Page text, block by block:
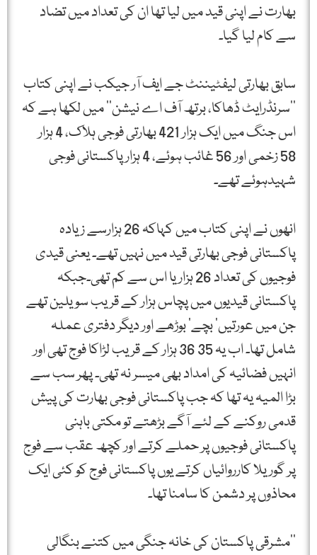
بھارت نے اپنی قید میں لیا تھا ان کی تعداد میں تضاد
سے کام لیا گیا۔
سابق بھارتی لیفٹیننٹ جے ایف آر جیکب نے اپنی کتاب
’’سرنڈرایٹ ڈھاکا، برتھ آف اے نیشن‘‘ میں لکھا ہے کہ
اس جنگ میں ایک ہزار 421 بھارتی فوجی ہلاک، 4 ہزار
58 زخمی اور 56 غائب ہوئے، 4 ہزار پاکستانی فوجی
شہیدہوئے تھے۔
انھوں نے اپنی کتاب میں کہاکہ 26 ہزارسے زیادہ
پاکستانی فوجی بھارتی قید میں نہیں تھے۔ یعنی قیدی
فوجیوں کی تعداد 26 ہزار یا اس سے کم تھی۔جبکہ
پاکستانی قیدیوں میں پچاس ہزار کے قریب سویلین تھے
جن میں عورتیں‘ بچے‘ بوڑھے اور دیگر دفتری عملہ
شامل تھا۔ اب یہ 35 36 ہزار کے قریب لڑاکا فوج تھی اور
انہیں فضائیہ کی امداد بھی میسر نہ تھی۔ پھر سب سے
بڑا المیہ یہ تھا کہ جب پاکستانی فوجی بھارت کی پیش
قدمی روکنے کے لئے آگے بڑھتے تو مکتی باہنی
پاکستانی فوجیوں پر حملے کرتے اور کچھ عقب سے فوج
پر گوریلا کارروائیاں کرتے یوں پاکستانی فوج کو کئی ایک
محاذوں پر دشمن کا سامنا تھا۔
‘‘مشرقی پاکستان کی خانہ جنگی میں کتنے بنگالی